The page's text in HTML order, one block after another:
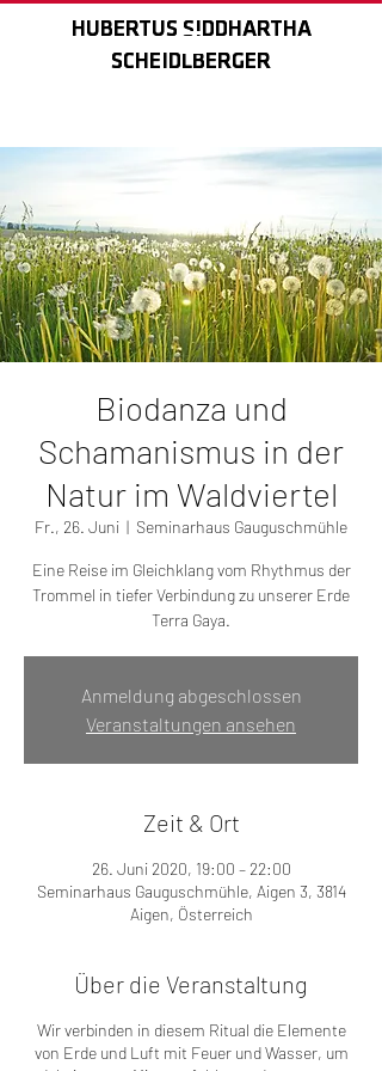
HUBERTUS SIDDHARTHA
SCHEIDLBERGER
HUBERTUS SIDDHARTHA
SCHEIDLBERGER
Biodanza und
Schamanismus in der
Natur im Waldviertel
Fr., 26. Juni
  |
Seminarhaus Gauguschmühle
Eine Reise im Gleichklang vom Rhythmus der
Trommel in tiefer Verbindung zu unserer Erde
Terra Gaya.
Anmeldung abgeschlossen
Veranstaltungen ansehen
Zeit & Ort
26. Juni 2020, 19:00 – 22:00
Seminarhaus Gauguschmühle, Aigen 3, 3814
Aigen, Österreich
Über die Veranstaltung
Wir verbinden in diesem Ritual die Elemente
von Erde und Luft mit Feuer und Wasser, um